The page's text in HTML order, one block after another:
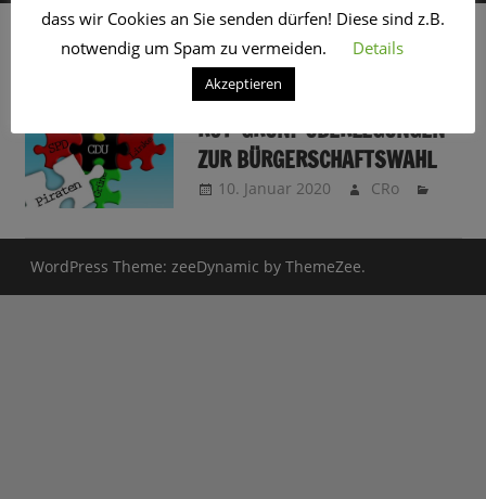
SCHLAGWORT:BÜRGERSCHAFT
BLEIBT HAMBURG IN 2020
ROT-GRÜN? ÜBERLEGUNGEN
ZUR BÜRGERSCHAFTSWAHL
10. Januar 2020 CRo
WordPress Theme: zeeDynamic by ThemeZee.
dass wir Cookies an Sie senden dürfen! Diese sind z.B.
notwendig um Spam zu vermeiden.
Details
Akzeptieren